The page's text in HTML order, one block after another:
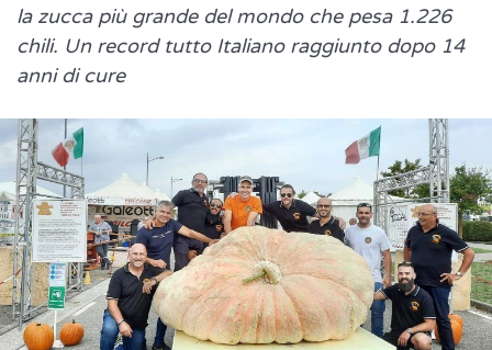
la zucca più grande del mondo che pesa 1.226
chili. Un record tutto Italiano raggiunto dopo 14
anni di cure